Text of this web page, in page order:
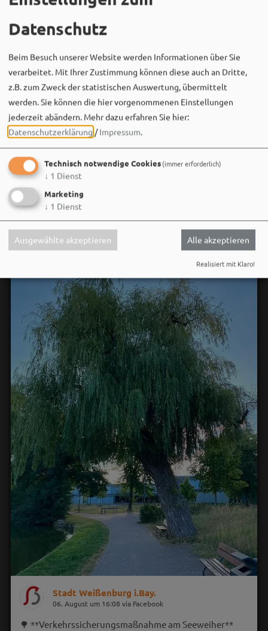
Bergwaldtheater
06. August um 18:08 via Facebook
Sei wie Luisa & Chiara!
Komm am 08.08. ins Bergwaldtheater und hol dir deinen
neuen Ohrwurm. 🎤✨
Gute Musik, beste Stimmung und ein Sommerabend,
der im Kopf bleibt. 🌿🎵
Stadt Weißenburg i.Bay.
06. August um 16:08 via Facebook
🌳 **Verkehrssicherungsmaßnahme am Seeweiher**
Datenschutz
Beim Besuch unserer Website werden Informationen über Sie
verarbeitet. Mit Ihrer Zustimmung können diese auch an Dritte,
z.B. zum Zweck der statistischen Auswertung, übermittelt
werden. Sie können die hier vorgenommenen Einstellungen
jederzeit abändern. Mehr dazu erfahren Sie hier:
Datenschutzerklärung /Impressum.
Technisch notwendige Cookies(immer erforderlich)
↓ 1 Dienst
Marketing
↓ 1 Dienst
Ausgewählte akzeptieren Alle akzeptieren
Realisiert mit Klaro!